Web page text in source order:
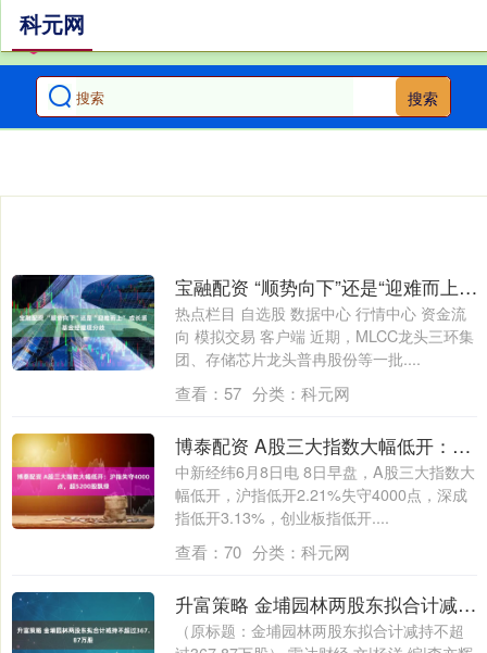
搜索
科元网
宝融配资 “顺势向下”还是“迎难而上” 成长派基金经理现分歧
热点栏目 自选股 数据中心 行情中心 资金流
向 模拟交易 客户端 近期，MLCC龙头三环集
团、存储芯片龙头普冉股份等一批....
查看： 57 分类： 科元网
博泰配资 A股三大指数大幅低开：沪指失守4000点，超5200股飘绿
中新经纬6月8日电 8日早盘，A股三大指数大
幅低开，沪指低开2.21%失守4000点，深成
指低开3.13%，创业板指低开....
查看： 70 分类： 科元网
升富策略 金埔园林两股东拟合计减持不超过367.87万股
（原标题：金埔园林两股东拟合计减持不超